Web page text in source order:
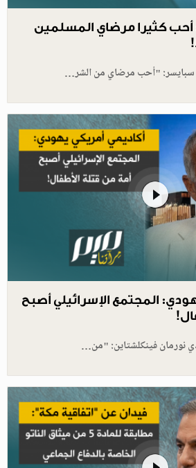
كثيرا مرضاي المسلمين
سبايسر: "أحب مرضاي من الشر…
المجتمع الإسرائيلي أصبح
نورمان فينكلشتاين: "من…